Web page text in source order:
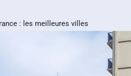
: les meilleures villes